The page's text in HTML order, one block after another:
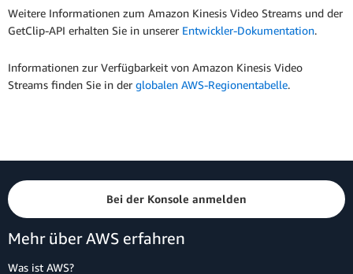
Weitere Informationen zum Amazon Kinesis Video Streams und der
GetClip-API erhalten Sie in unserer Entwickler-Dokumentation.
Informationen zur Verfügbarkeit von Amazon Kinesis Video
Streams finden Sie in der globalen AWS-Regionentabelle.
Bei der Konsole anmelden
Mehr über AWS erfahren
Was ist AWS?